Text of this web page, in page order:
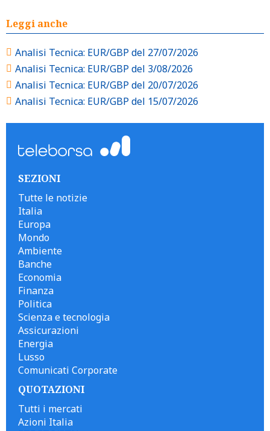
Leggi anche
Analisi Tecnica: EUR/GBP del 27/07/2026
Analisi Tecnica: EUR/GBP del 3/08/2026
Analisi Tecnica: EUR/GBP del 20/07/2026
Analisi Tecnica: EUR/GBP del 15/07/2026
SEZIONI
Tutte le notizie
Italia
Europa
Mondo
Ambiente
Banche
Economia
Finanza
Politica
Scienza e tecnologia
Assicurazioni
Energia
Lusso
Comunicati Corporate
QUOTAZIONI
Tutti i mercati
Azioni Italia